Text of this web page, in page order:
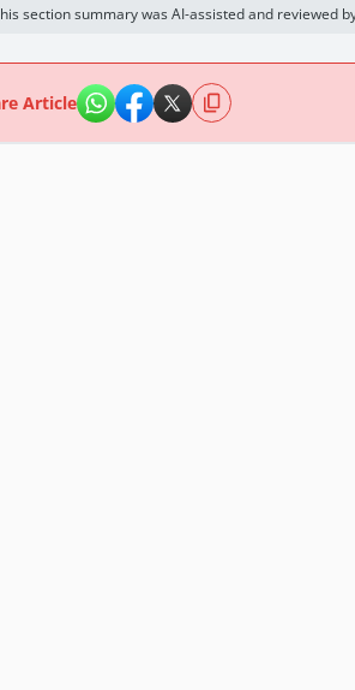
section summary was AI-assisted and reviewed
Article